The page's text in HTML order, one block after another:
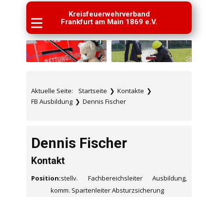
Kreisfeuerwehrverband
Frankfurt am Main 1869 e.V.
Aktuelle Seite: Startseite ❯ Kontakte ❯
FB Ausbildung ❯ Dennis Fischer
Dennis Fischer
Kontakt
Position:stellv. Fachbereichsleiter Ausbildung,
komm. Spartenleiter Absturzsicherung